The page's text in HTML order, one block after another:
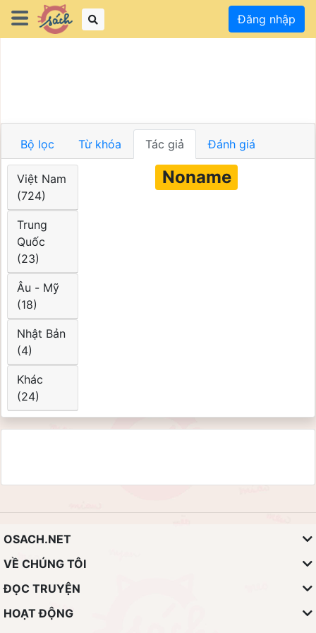
Đăng nhập
Bộ lọc Từ khóa Tác giả Đánh giá
Việt Nam
(724)
Trung
Quốc
(23)
Âu - Mỹ
(18)
Nhật Bản
(4)
Khác
(24)
Noname
OSACH.NET
VỀ CHÚNG TÔI
ĐỌC TRUYỆN
HOẠT ĐỘNG